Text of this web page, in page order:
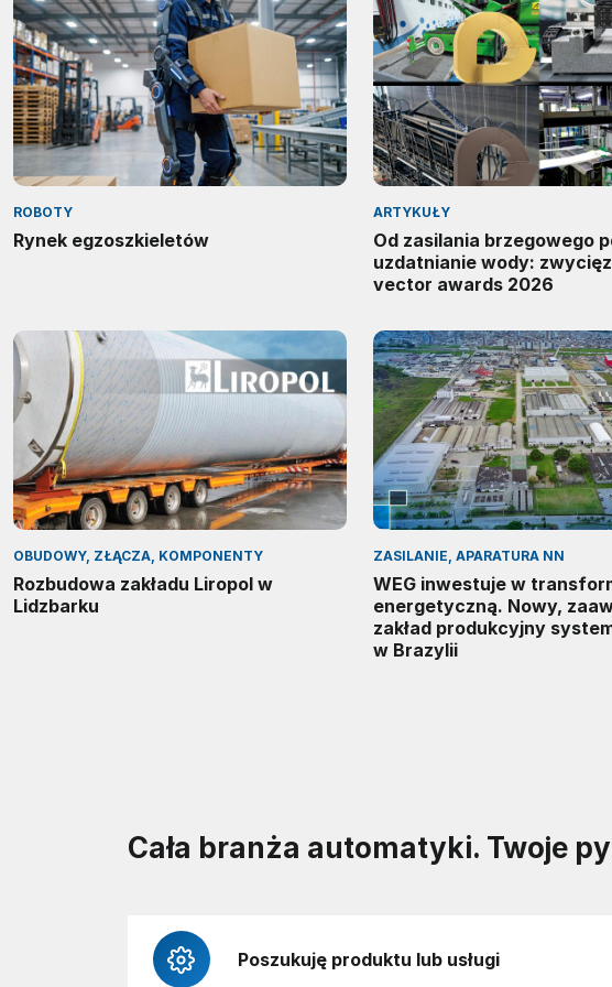
ROBOTY
Rynek egzoszkieletów
ARTYKUŁY
Od zasilania brzegowego
uzdatnianie wody:
vector awards 2026
OBUDOWY, ZŁĄCZA, KOMPONENTY
Rozbudowa zakładu Liropol w
Lidzbarku
ZASILANIE, APARATURA NN
WEG inwestuje w
energetyczną. Nowy,
zakład produkcyjny
w Brazylii
Cała branża automatyki. Twoje
Poszukuję produktu lub usługi